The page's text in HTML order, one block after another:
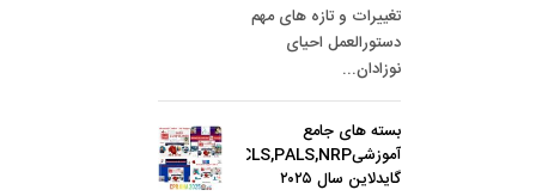
تغییرات و تازه های مهم
دستورالعمل احیای
نوزادان...
بسته های جامع
آموزشیBLS,ACLS,PALS,NRP
گایدلاین سال ۲۰۲۵